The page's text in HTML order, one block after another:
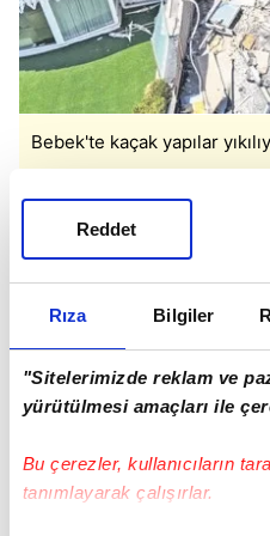
Rıza Bilgiler
"Sitelerimizde reklam ve
yürütülmesi amaçları ile
Bu çerezler, kullanıcıların
tanımlayarak çalışırlar.
Reddet
Bebek'te kaçak yapılar
Bebek'te kaçak
ve restoranlar hakkında
konusu yapıların
havadan çekilen
İstanbul Boğazı Bebek